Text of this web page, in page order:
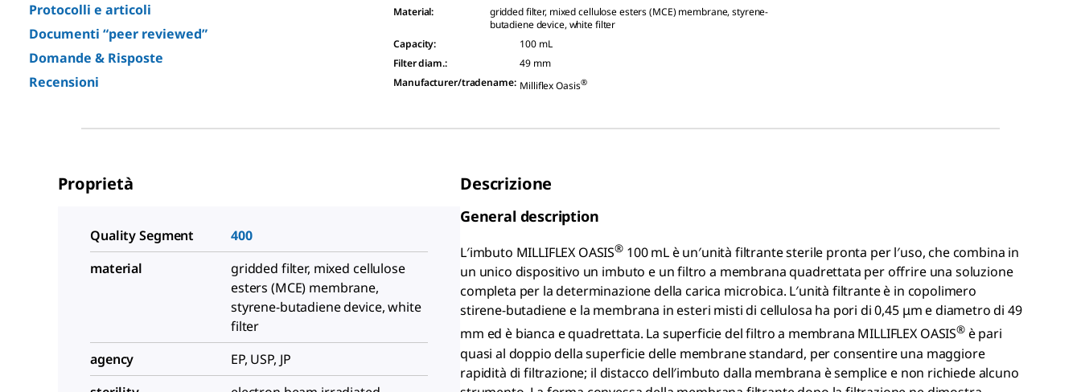
Protocolli e articoli
Documenti “peer reviewed”
Domande & Risposte
Recensioni
Material:
gridded filter, mixed cellulose esters (MCE) membrane, styrene-
butadiene device, white filter
Capacity:
100 mL
Filter diam.:
49 mm
Manufacturer/tradename: Milliflex Oasis®
Proprietà
Quality Segment
400
material
gridded filter, mixed cellulose
esters (MCE) membrane,
styrene-butadiene device, white
filter
agency
EP, USP, JP
Descrizione
General description
L′imbuto MILLIFLEX OASIS® 100 mL è un′unità filtrante sterile pronta per l′uso, che combina in
un unico dispositivo un imbuto e un filtro a membrana quadrettata per offrire una soluzione
completa per la determinazione della carica microbica. L′unità filtrante è in copolimero
stirene-butadiene e la membrana in esteri misti di cellulosa ha pori di 0,45 μm e diametro di 49
mm ed è bianca e quadrettata. La superficie del filtro a membrana MILLIFLEX OASIS®è pari
quasi al doppio della superficie delle membrane standard, per consentire una maggiore
rapidità di filtrazione; il distacco dell′imbuto dalla membrana è semplice e non richiede alcuno